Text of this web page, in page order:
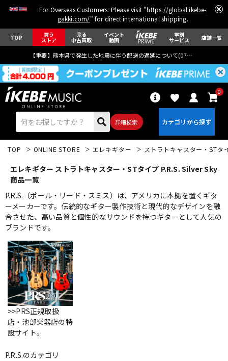
For Overseas Customers: Please visit "https://global.ikebe-
gakki.com/" for direct international shipping.
TOP 買う
ストア
売る
中古買取
イベント
動画
学割
サービス 店舗一覧
【重要】熊本県で発生した地震に伴う配送の遅延について(07月29日
詳細検索
0
エレキギター アコギ/エレアコ
ベース
ドラム
キーボード
管楽器
TOP ONLINE STORE エレキギター ストラトキャスター・STタ
エレキギター ストラトキャスター・STタイプ P.R.S. Silver Sky
商品一覧
P.R.S.（ポール・リード・スミス）は、アメリカに本拠を置くギタ
ーメーカーです。伝統的なギター製作技術と現代的なデザインを融
合させた、高い品質と個性的なサウンドを持つギターとして人気の
ブランドです。
>>PRS正規取扱
店・池部楽器店の特
設サイト。
P.R.S.のカテゴリ